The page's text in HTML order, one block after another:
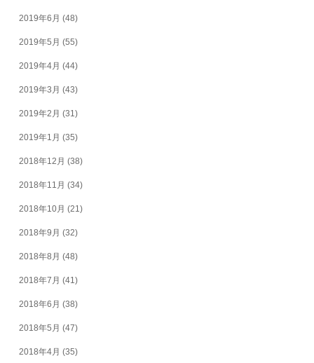
2019年6月 (48)
2019年5月 (55)
2019年4月 (44)
2019年3月 (43)
2019年2月 (31)
2019年1月 (35)
2018年12月 (38)
2018年11月 (34)
2018年10月 (21)
2018年9月 (32)
2018年8月 (48)
2018年7月 (41)
2018年6月 (38)
2018年5月 (47)
2018年4月 (35)